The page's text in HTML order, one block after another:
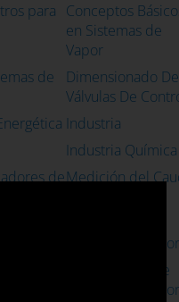
para Conceptos
en Sistemas de
Vapor
de
Dimensionado De
Válvulas De
Industria
Industria Química
deMedición del
de los
Vapor
sistemas de vapor
Optimización de
sistemas de vapor